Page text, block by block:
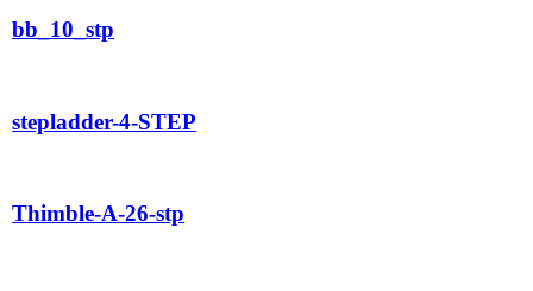
bb_10_stp
stepladder-4-STEP
Thimble-A-26-stp